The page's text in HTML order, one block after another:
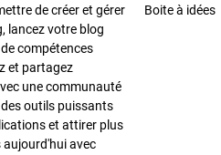
de créer et gérer
lancez votre blog
compétences
et partagez
une communauté
outils puissants
et attirer plus
aujourd'hui avec
Boite à idées